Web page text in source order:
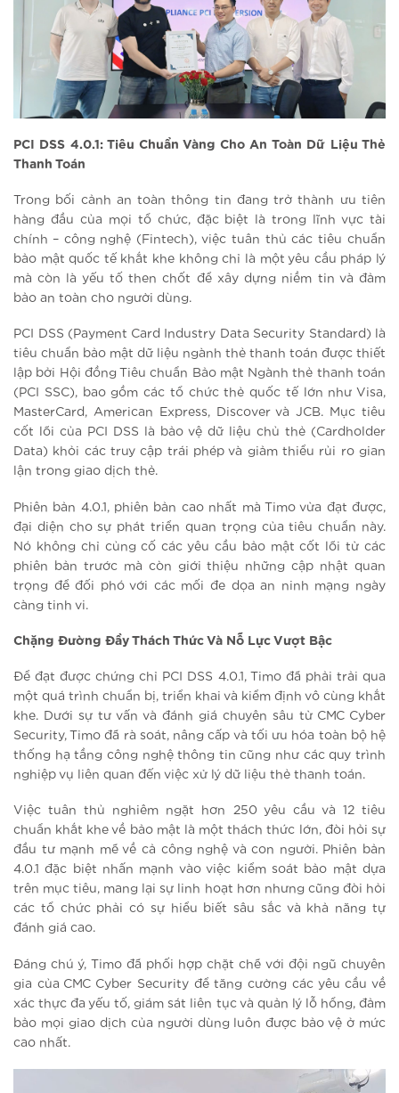
PCI DSS 4.0.1: Tiêu Chuẩn Vàng Cho An Toàn Dữ Liệu Thẻ
Thanh Toán
Trong bối cảnh an toàn thông tin đang trở thành ưu tiên
hàng đầu của mọi tổ chức, đặc biệt là trong lĩnh vực tài
chính – công nghệ (Fintech), việc tuân thủ các tiêu chuẩn
bảo mật quốc tế khắt khe không chỉ là một yêu cầu pháp lý
mà còn là yếu tố then chốt để xây dựng niềm tin và đảm
bảo an toàn cho người dùng.
PCI DSS (Payment Card Industry Data Security Standard) là
tiêu chuẩn bảo mật dữ liệu ngành thẻ thanh toán được thiết
lập bởi Hội đồng Tiêu chuẩn Bảo mật Ngành thẻ thanh toán
(PCI SSC), bao gồm các tổ chức thẻ quốc tế lớn như Visa,
MasterCard, American Express, Discover và JCB. Mục tiêu
cốt lõi của PCI DSS là bảo vệ dữ liệu chủ thẻ (Cardholder
Data) khỏi các truy cập trái phép và giảm thiểu rủi ro gian
lận trong giao dịch thẻ.
Phiên bản 4.0.1, phiên bản cao nhất mà Timo vừa đạt được,
đại diện cho sự phát triển quan trọng của tiêu chuẩn này.
Nó không chỉ củng cố các yêu cầu bảo mật cốt lõi từ các
phiên bản trước mà còn giới thiệu những cập nhật quan
trọng để đối phó với các mối đe dọa an ninh mạng ngày
càng tinh vi.
Chặng Đường Đầy Thách Thức Và Nỗ Lực Vượt Bậc
Để đạt được chứng chỉ PCI DSS 4.0.1, Timo đã phải trải qua
một quá trình chuẩn bị, triển khai và kiểm định vô cùng khắt
khe. Dưới sự tư vấn và đánh giá chuyên sâu từ CMC Cyber
Security, Timo đã rà soát, nâng cấp và tối ưu hóa toàn bộ hệ
thống hạ tầng công nghệ thông tin cũng như các quy trình
nghiệp vụ liên quan đến việc xử lý dữ liệu thẻ thanh toán.
Việc tuân thủ nghiêm ngặt hơn 250 yêu cầu và 12 tiêu
chuẩn khắt khe về bảo mật là một thách thức lớn, đòi hỏi sự
đầu tư mạnh mẽ về cả công nghệ và con người. Phiên bản
4.0.1 đặc biệt nhấn mạnh vào việc kiểm soát bảo mật dựa
trên mục tiêu, mang lại sự linh hoạt hơn nhưng cũng đòi hỏi
các tổ chức phải có sự hiểu biết sâu sắc và khả năng tự
đánh giá cao.
Đáng chú ý, Timo đã phối hợp chặt chẽ với đội ngũ chuyên
gia của CMC Cyber Security để tăng cường các yêu cầu về
xác thực đa yếu tố, giám sát liên tục và quản lý lỗ hổng, đảm
bảo mọi giao dịch của người dùng luôn được bảo vệ ở mức
cao nhất.